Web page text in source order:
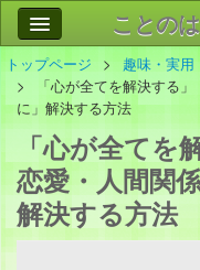
ことの
作品
お問
トップページ 趣味・実用
「心が全てを解決する
に」解決する方法
「心が全てを
恋愛・人間関
解決する方法